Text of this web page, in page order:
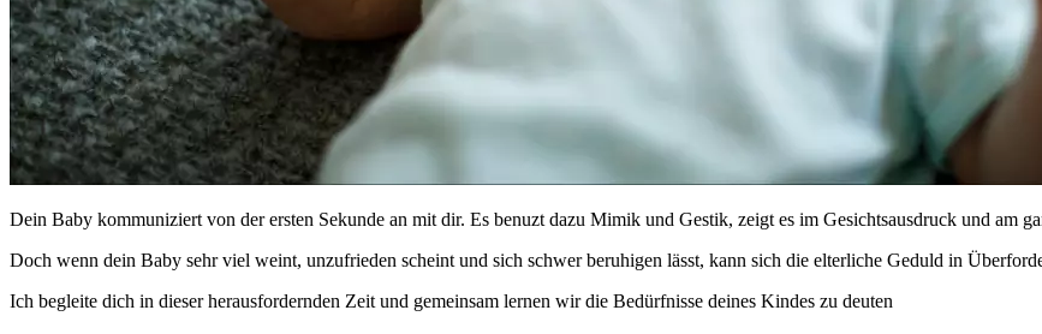
Dein Baby kommuniziert von der ersten Sekunde an mit dir. Es benuzt dazu Mimik und Gestik, zeigt es im Gesichtsausdruck und am
Doch wenn dein Baby sehr viel weint, unzufrieden scheint und sich schwer beruhigen lässt, kann sich die elterliche Geduld in
Ich begleite dich in dieser herausfordernden Zeit und gemeinsam lernen wir die Bedürfnisse deines Kindes zu deuten